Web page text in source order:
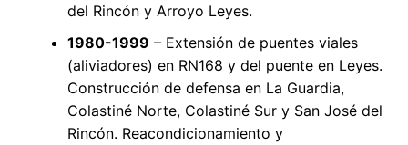
del Rincón y Arroyo Leyes.
1980-1999 – Extensión de puentes viales
(aliviadores) en RN168 y del puente en Leyes.
Construcción de defensa en La Guardia,
Colastiné Norte, Colastiné Sur y San José del
Rincón. Reacondicionamiento y